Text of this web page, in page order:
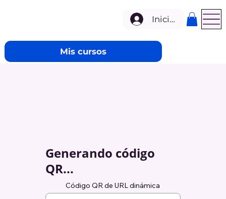
Mis cursos
Iniciar sesión
Generando código
QR...
Código QR de URL dinámica